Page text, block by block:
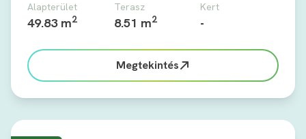
Alapterület
49.83 m2
Terasz
8.51 m2
Kert
-
Megtekintés